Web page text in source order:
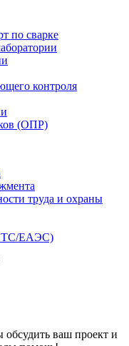
по сварке
контроля
(ОПР)
труда и охраны
ТС/ЕАЭС)
обсудить ваш проект и